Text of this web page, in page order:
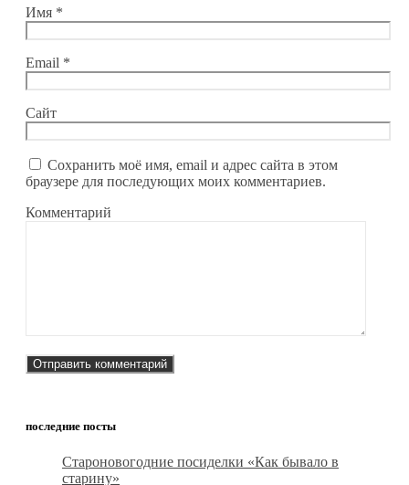
Имя *
Email *
Сайт
Сохранить моё имя, email и адрес сайта в этом
браузере для последующих моих комментариев.
Комментарий
последние посты
Староновогодние посиделки «Как бывало в
старину»